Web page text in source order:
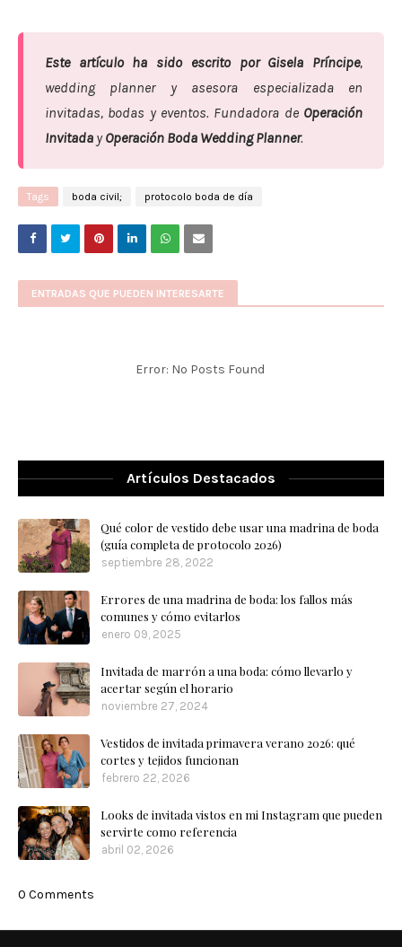
Este artículo ha sido escrito por Gisela Príncipe,
wedding planner y asesora especializada en
invitadas, bodas y eventos. Fundadora de Operación
Invitada yOperación Boda Wedding Planner.
Tags boda civil; protocolo boda de día
ENTRADAS QUE PUEDEN INTERESARTE
Error: No Posts Found
Artículos Destacados
Qué color de vestido debe usar una madrina de boda
(guía completa de protocolo 2026)
septiembre 28, 2022
Errores de una madrina de boda: los fallos más
comunes y cómo evitarlos
enero 09, 2025
Invitada de marrón a una boda: cómo llevarlo y
acertar según el horario
noviembre 27, 2024
Vestidos de invitada primavera verano 2026: qué
cortes y tejidos funcionan
febrero 22, 2026
Looks de invitada vistos en mi Instagram que pueden
servirte como referencia
abril 02, 2026
0 Comments